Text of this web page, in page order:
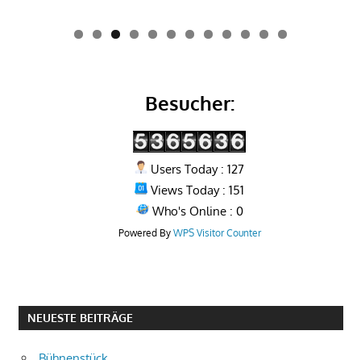
0 1 2
Besucher:
Users Today : 127
Views Today : 151
Who's Online : 0
Powered By WPS Visitor Counter
NEUESTE BEITRÄGE